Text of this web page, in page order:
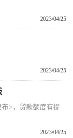
2023/04/25
2023/04/25
>，贷款额度有提
2023/04/25